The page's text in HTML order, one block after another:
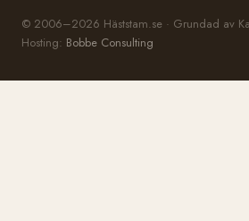
© 2006–2026 Häststam.se · Grundad av
Hosting: Bobbe Consulting